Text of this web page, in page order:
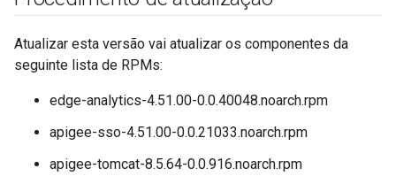
Atualizar esta versão vai atualizar os componentes da
seguinte lista de RPMs:
edge-analytics-4.51.00-0.0.40048.noarch.rpm
apigee-sso-4.51.00-0.0.21033.noarch.rpm
apigee-tomcat-8.5.64-0.0.916.noarch.rpm